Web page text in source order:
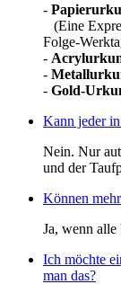
-
(Eine
Folge-
-
-
- Gold-
Kann jeder
Nein. Nur
und der
Können
Ja, wenn alle
Ich möchte
man das?